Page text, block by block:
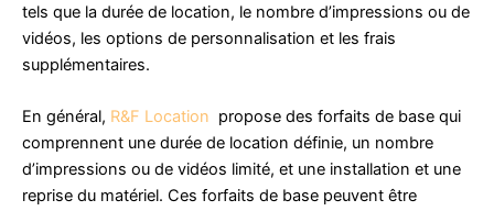
tels que la durée de location, le nombre d’impressions ou de
vidéos, les options de personnalisation et les frais
supplémentaires.
En général, R&F Location propose des forfaits de base qui
comprennent une durée de location définie, un nombre
d’impressions ou de vidéos limité, et une installation et une
reprise du matériel. Ces forfaits de base peuvent être